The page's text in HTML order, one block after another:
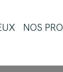
NOS